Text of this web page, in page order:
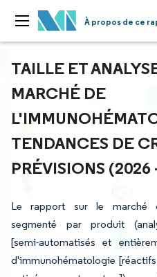
À propos de ce
TAILLE ET
MARCHÉ DE
TENDANCES DE
PRÉVISIONS (2026
Le rapport sur le marché
segmenté par produit
[semi-automatisés et
d'immunohématologie